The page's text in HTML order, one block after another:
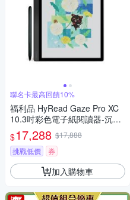
聯名卡最高回饋10%
福利品 HyRead Gaze Pro XC
10.3吋彩色電子紙閱讀器-沉穩
黑
$17,288 $17,888
挑戰低價
券
加入購物車